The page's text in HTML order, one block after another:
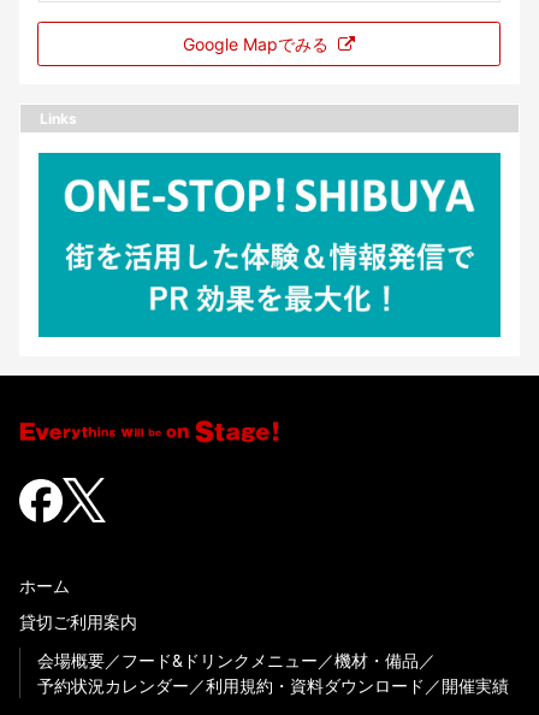
Google Mapでみる
Links
ホーム
貸切ご利用案内
会場概要
フード&ドリンクメニュー
機材・備品
予約状況カレンダー
利用規約・資料ダウンロード 開催実績